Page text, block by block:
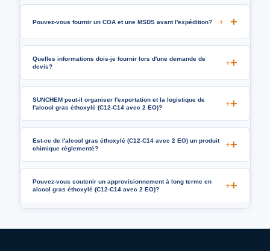
Pouvez-vous fournir un COA et une MSDS avant l'expédition? +
Quelles informations dois-je fournir lors d'une demande de
devis?
+
SUNCHEM peut-il organiser l'exportation et la logistique de
l'alcool gras éthoxylé (C12-C14 avec 2 EO)?
+
Est-ce de l'alcool gras éthoxylé (C12-C14 avec 2 EO) un produit
chimique réglementé?
+
Pouvez-vous soutenir un approvisionnement à long terme en
alcool gras éthoxylé (C12-C14 avec 2 EO)?
+